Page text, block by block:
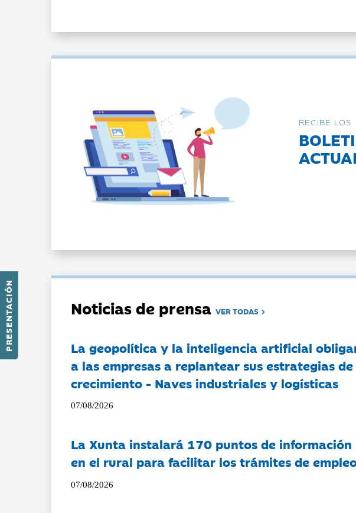
PRESENTACIÓN
RECIBE LOS
Noticias de prensaVER TODAS
La geopolítica y la inteligencia artificial
a las empresas a replantear sus estrategias de
crecimiento - Naves industriales y logísticas
07/08/2026
La Xunta instalará 170 puntos de información
en el rural para facilitar los trámites de
07/08/2026